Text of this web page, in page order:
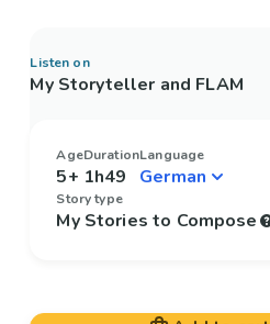
Listen on
My Storyteller and FLAM
Age
5+
Duration
1h49
Language
Story type
My Stories to Compose